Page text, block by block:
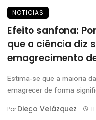
NOTICIAS
Efeito sanfona:
que a ciência diz
emagrecimento
Estima-se que a maioria
emagrecer de forma
PorDiego Velázquez